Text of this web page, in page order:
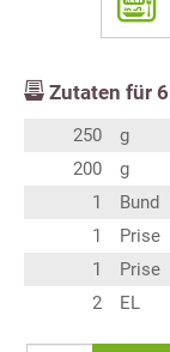
Zutaten für 6
250 g
200
g
1
Bund
1
Prise
1
Prise
2
EL